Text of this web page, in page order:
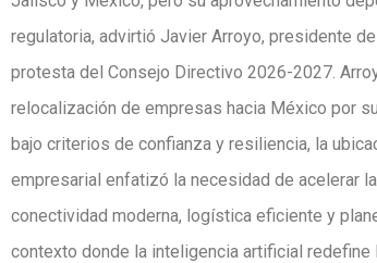
regulatoria, advirtió Javier Arroyo, presidente
protesta del Consejo Directivo 2026-2027.
relocalización de empresas hacia México por
bajo criterios de confianza y resiliencia, la
empresarial enfatizó la necesidad de acelerar
conectividad moderna, logística eficiente y
contexto donde la inteligencia artificial